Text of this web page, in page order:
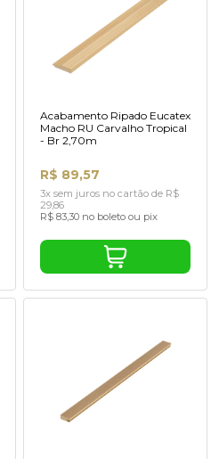
Acabamento Ripado Eucatex
Macho RU Carvalho Tropical
- Br 2,70m
R$ 89,57
3x sem juros no cartão de R$
29,86
R$ 83,30 no boleto ou pix